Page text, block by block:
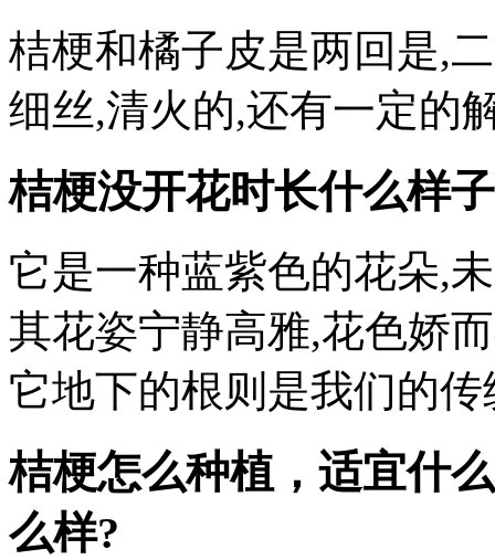
桔梗和橘子皮是两回是,
细丝,清火的,还有一定的
桔梗没开花时长什么样
它是一种蓝紫色的花朵,
其花姿宁静高雅,花色娇
它地下的根则是我们的
桔梗怎么种植，适宜什
么样?